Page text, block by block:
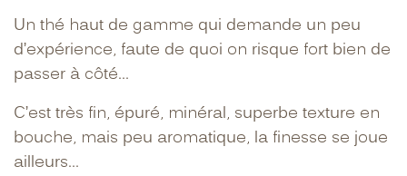
Un thé haut de gamme qui demande un peu
d’expérience, faute de quoi on risque fort bien de
passer à côté...
C’est très fin, épuré, minéral, superbe texture en
bouche, mais peu aromatique, la finesse se joue
ailleurs…